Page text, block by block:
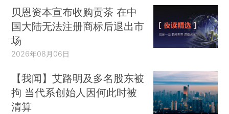
贝恩资本宣布收购贡茶 在中
国大陆无法注册商标后退出市
场
2026年08月06日
【我闻】艾路明及多名股东被
拘 当代系创始人因何此时被
清算